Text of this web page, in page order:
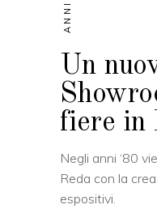
Un
fiere in
Negli anni ‘80
Reda con la
espositivi.